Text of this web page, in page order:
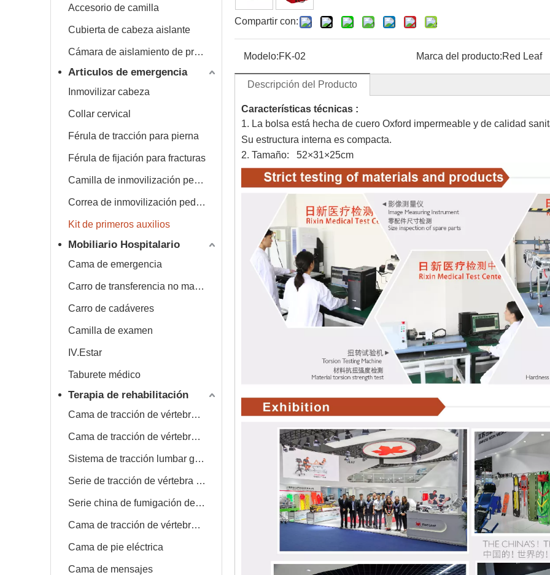
Accesorio de camilla
Cubierta de cabeza aislante
Cámara de aislamiento de presión negativa
Articulos de emergencia
Inmovilizar cabeza
Collar cervical
Férula de tracción para pierna
Férula de fijación para fracturas
Camilla de inmovilización pediátrica
Correa de inmovilización pediátrica
Kit de primeros auxilios
Mobiliario Hospitalario
Cama de emergencia
Carro de transferencia no magnético
Carro de cadáveres
Camilla de examen
IV.Estar
Taburete médico
Terapia de rehabilitación
Cama de tracción de vértebra lumbar cervical
Cama de tracción de vértebra lumbar
Sistema de tracción lumbar giratorio rápido, lento
Serie de tracción de vértebra cervical
Serie china de fumigación de drogas
Cama de tracción de vértebra lumbar multifuncional
Cama de pie eléctrica
Cama de mensajes
Compartir con:
Modelo:FK-02 Marca del producto:Red Leaf
Descripción del Producto
Características técnicas :
1. La bolsa está hecha de cuero Oxford impermeable y de calidad
Su estructura interna es compacta.
2. Tamaño: 52×31×25cm